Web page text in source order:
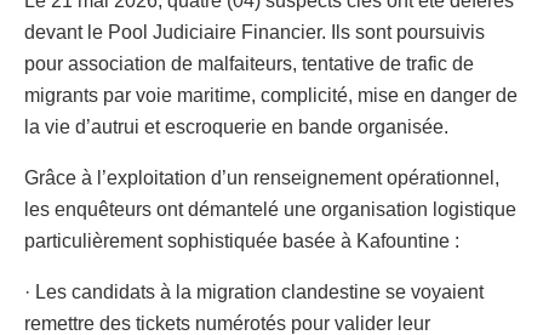
devant le Pool Judiciaire Financier. Ils sont poursuivis
pour association de malfaiteurs, tentative de trafic de
migrants par voie maritime, complicité, mise en danger de
la vie d’autrui et escroquerie en bande organisée.
Grâce à l’exploitation d’un renseignement opérationnel,
les enquêteurs ont démantelé une organisation logistique
particulièrement sophistiquée basée à Kafountine :
· Les candidats à la migration clandestine se voyaient
remettre des tickets numérotés pour valider leur